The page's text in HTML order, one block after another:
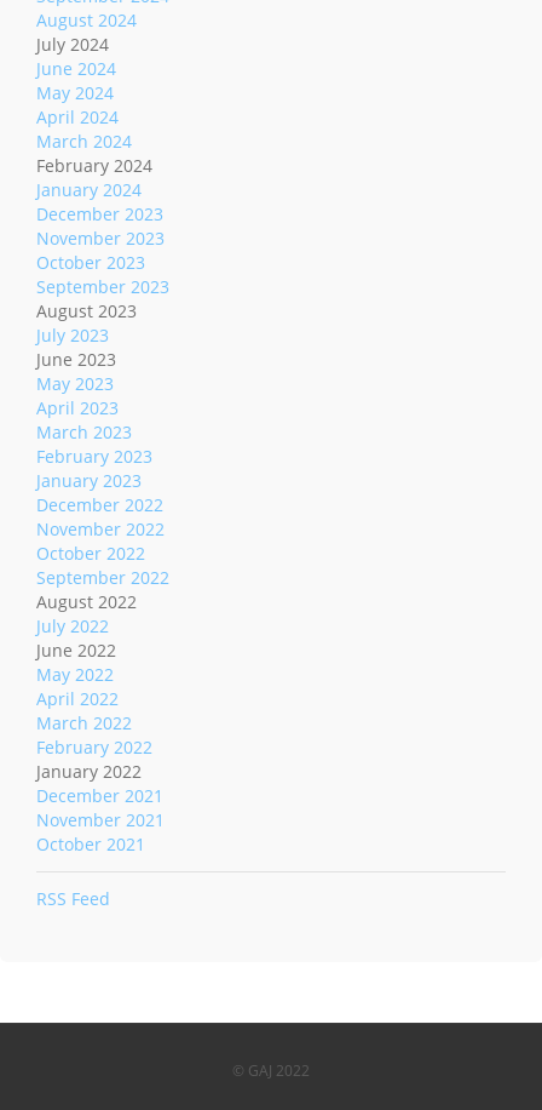
August 2024
July 2024
June 2024
May 2024
April 2024
March 2024
February 2024
January 2024
December 2023
November 2023
October 2023
September 2023
August 2023
July 2023
June 2023
May 2023
April 2023
March 2023
February 2023
January 2023
December 2022
November 2022
October 2022
September 2022
August 2022
July 2022
June 2022
May 2022
April 2022
March 2022
February 2022
January 2022
December 2021
November 2021
October 2021
RSS Feed
© GAJ 2022